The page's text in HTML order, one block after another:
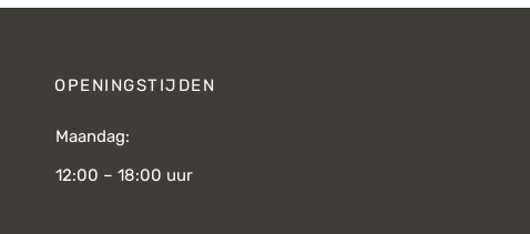
OPENINGSTIJDEN
Maandag:
12:00 – 18:00 uur